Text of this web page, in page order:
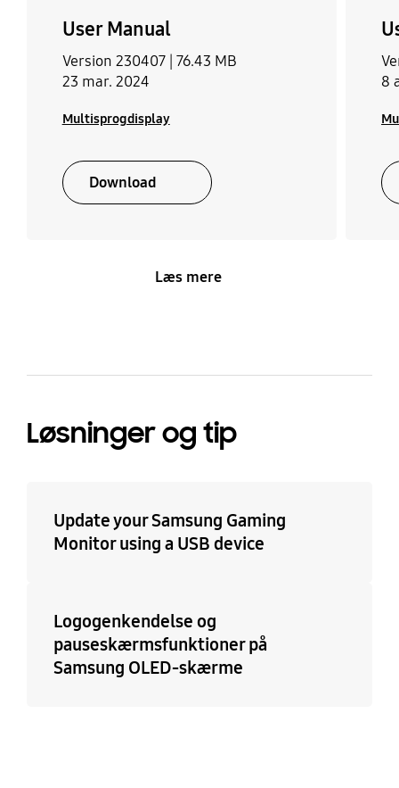
Audio Cable
USB 3.0 Cable
Remote Controller
Nej
User Manual
Version 230407 | 76.43 MB
23 mar. 2024
Multisprogdisplay
Download
8
Læs mere
Løsninger og tip
Update your Samsung Gaming
Monitor using a USB device
Logogenkendelse og
pauseskærmsfunktioner på
Samsung OLED-skærme